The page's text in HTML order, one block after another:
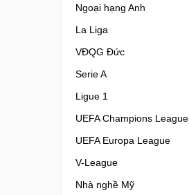
Ngoại hạng Anh
La Liga
VĐQG Đức
Serie A
Ligue 1
UEFA Champions League
UEFA Europa League
V-League
Nhà nghề Mỹ